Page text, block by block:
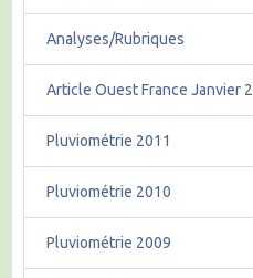
Analyses/Rubriques
Article Ouest France Janvier 2
Pluviométrie 2011
Pluviométrie 2010
Pluviométrie 2009